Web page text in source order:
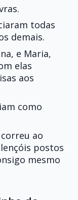
todas
demais.
e Maria,
elas
aos
como
ao
postos
mesmo